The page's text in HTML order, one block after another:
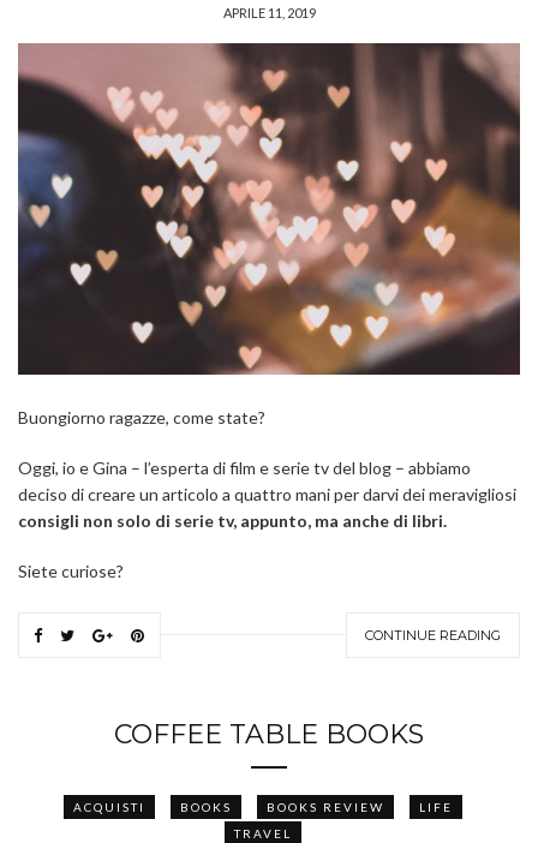
APRILE 11, 2019
Buongiorno ragazze, come state?
Oggi, io e Gina – l’esperta di film e serie tv del blog – abbiamo
deciso di creare un articolo a quattro mani per darvi dei meravigliosi
consigli non solo di serie tv, appunto, ma anche di libri.
Siete curiose?
CONTINUE READING
COFFEE TABLE BOOKS
ACQUISTI BOOKS BOOKS REVIEW
LIFE
TRAVEL